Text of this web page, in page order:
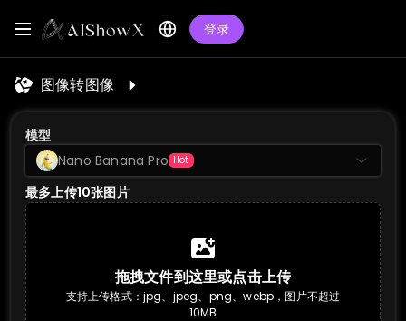
登录
图像转图像
模型
Nano Banana Pro Hot
最多上传10张图片
拖拽文件到这里或点击上传
支持上传格式：jpg、jpeg、png、webp，图片不超过
10MB